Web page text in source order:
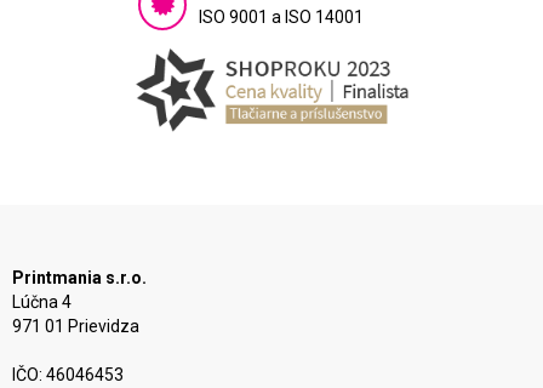
ISO 9001 a ISO 14001
Printmania s.r.o.
Lúčna 4
971 01 Prievidza
IČO: 46046453